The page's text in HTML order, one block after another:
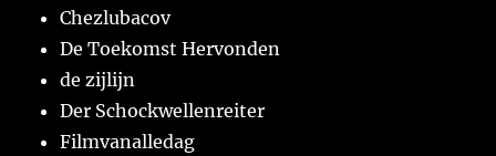
Chezlubacov
De Toekomst Hervonden
de zijlijn
Der Schockwellenreiter
Filmvanalledag